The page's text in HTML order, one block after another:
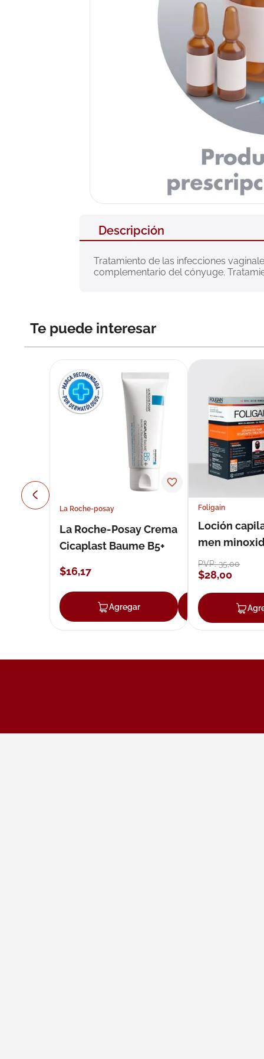
Descripción
Tratamiento de las infecciones
complementario del cónyuge.
Te puede interesar
La Roche-posay
La Roche-Posay Crema
Cicaplast Baume B5+
$16,17
Agregar Agregar
Foligain
Loción
men
loción 59 ml
PVP:35,00
$28,00
10